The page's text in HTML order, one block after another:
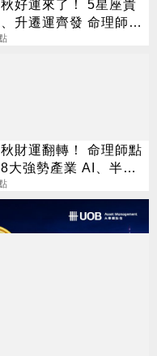
好運來了！ 5星座貴
、升遷運齊發 命理師：
黃金轉運期
財運翻轉！ 命理師點
大強勢產業 AI、半導
最強黑馬